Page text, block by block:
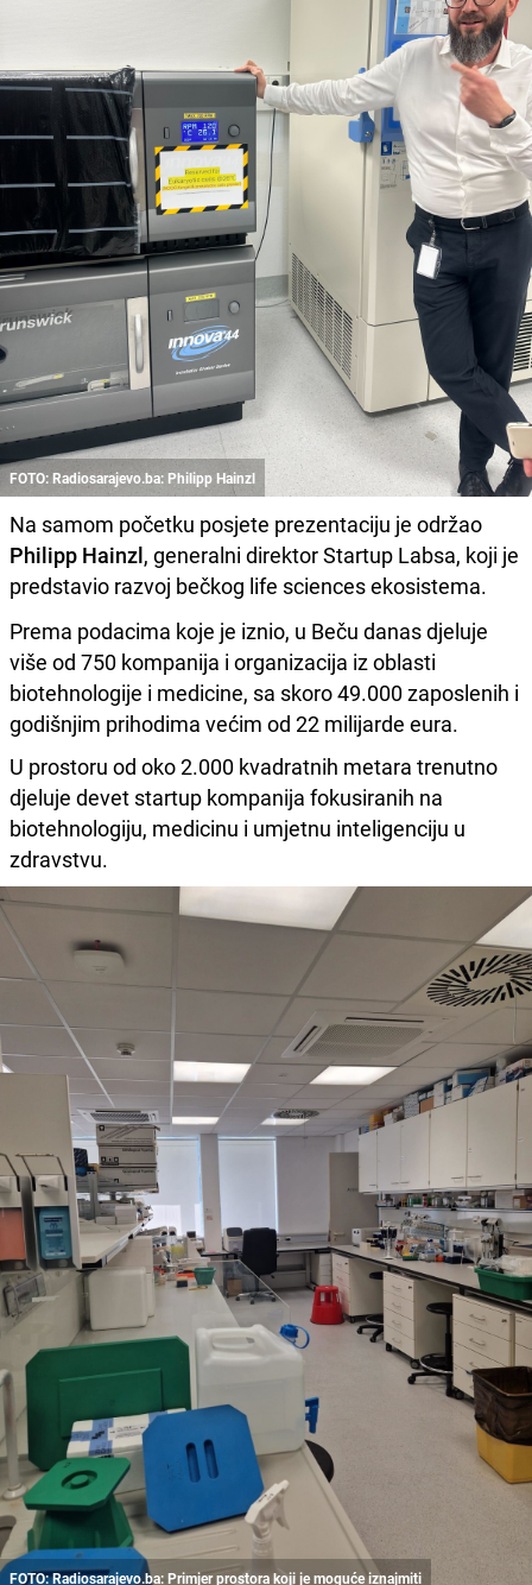
FOTO: Radiosarajevo.ba: Philipp Hainzl
Na samom početku posjete prezentaciju je održao
Philipp Hainzl, generalni direktor Startup Labsa, koji je
predstavio razvoj bečkog life sciences ekosistema.
Prema podacima koje je iznio, u Beču danas djeluje
više od 750 kompanija i organizacija iz oblasti
biotehnologije i medicine, sa skoro 49.000 zaposlenih i
godišnjim prihodima većim od 22 milijarde eura.
U prostoru od oko 2.000 kvadratnih metara trenutno
djeluje devet startup kompanija fokusiranih na
biotehnologiju, medicinu i umjetnu inteligenciju u
zdravstvu.
FOTO: Radiosarajevo.ba: Primjer prostora koji je moguće iznajmiti